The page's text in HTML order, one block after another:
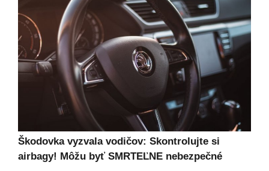
Škodovka vyzvala vodičov: Skontrolujte si
airbagy! Môžu byť SMRTEĽNE nebezpečné